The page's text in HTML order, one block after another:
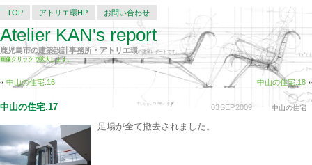
TOP アトリエ環HP お問い合わせ
Atelier KAN's report
鹿児島市の建築設計事務所・アトリエ環の建築レポートです。
画像クリックで拡大します。
« 中山の住宅.16 中山の住宅.18 »
03SEP2009 中山の住宅
中山の住宅.17
足場が全て撤去されました。